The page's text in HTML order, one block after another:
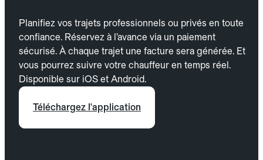
Planifiez vos trajets professionnels ou privés en toute
confiance. Réservez à l’avance via un paiement
sécurisé. À chaque trajet une facture sera générée. Et
vous pourrez suivre votre chauffeur en temps réel.
Disponible sur iOS et Android.
Téléchargez l'application